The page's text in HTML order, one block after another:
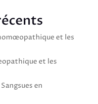
et les
et les
en